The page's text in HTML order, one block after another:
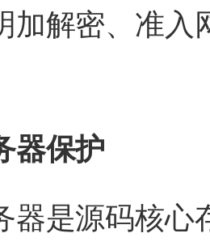
加解密、准入
器保护
器是源码核心